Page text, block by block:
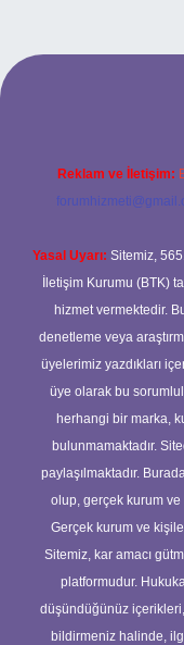
giriş
Reklam ve İletişim:
Yasal Uyarı: Sitemiz,
İletişim Kurumu (BTK)
hizmet vermektedir.
denetleme veya
üyelerimiz yazdıkları
üye olarak bu
herhangi bir marka,
bulunmamaktadır.
paylaşılmaktadır.
olup, gerçek kurum ve
Gerçek kurum ve
Sitemiz, kar amacı
platformudur.
düşündüğünüz içerikleri,
bildirmeniz halinde,